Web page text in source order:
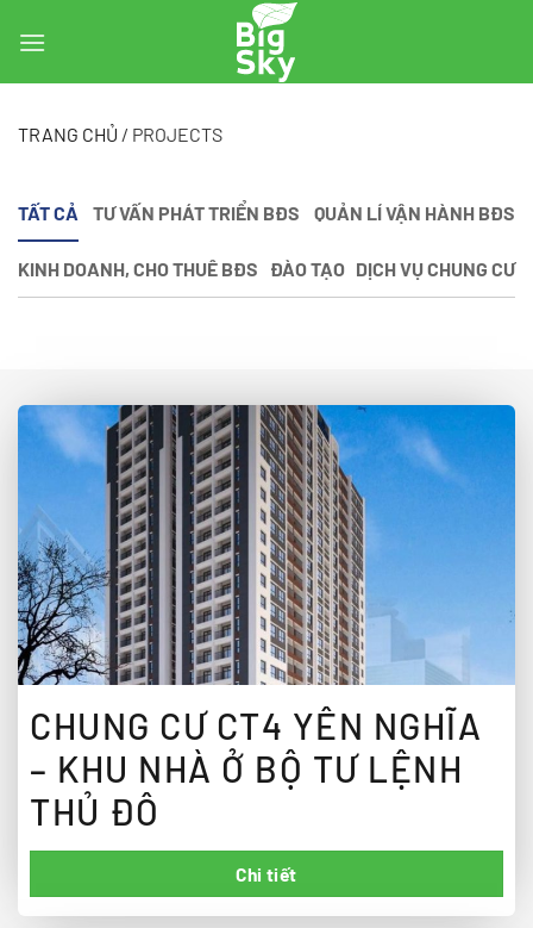
TRANG CHỦ / PROJECTS
TẤT CẢ TƯ VẤN PHÁT TRIỂN BĐS QUẢN LÍ VẬN HÀNH BĐS
KINH DOANH, CHO THUÊ BĐS ĐÀO TẠO DỊCH VỤ CHUNG CƯ
CHUNG CƯ CT4 YÊN NGHĨA
– KHU NHÀ Ở BỘ TƯ LỆNH
THỦ ĐÔ
Chi tiết